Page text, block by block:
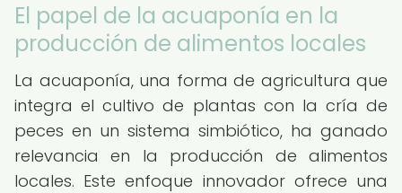
El papel de la acuaponía en la
producción de alimentos locales
La acuaponía, una forma de agricultura que
integra el cultivo de plantas con la cría de
peces en un sistema simbiótico, ha ganado
relevancia en la producción de alimentos
locales. Este enfoque innovador ofrece una